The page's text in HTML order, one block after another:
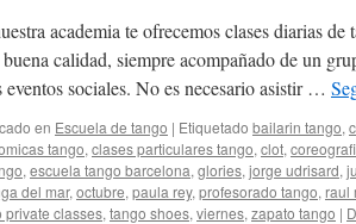
academia te ofrecemos clases diarias
calidad, siempre acompañado de un
eventos sociales. No es necesario asistir …
en Escuela de tango | Etiquetado bailarin tango,
tango, clases particulares tango, clot,
, escuela tango barcelona, glories, jorge udrisard,
del mar, octubre, paula rey, profesorado tango, raul
private classes, tango shoes, viernes, zapato tango |